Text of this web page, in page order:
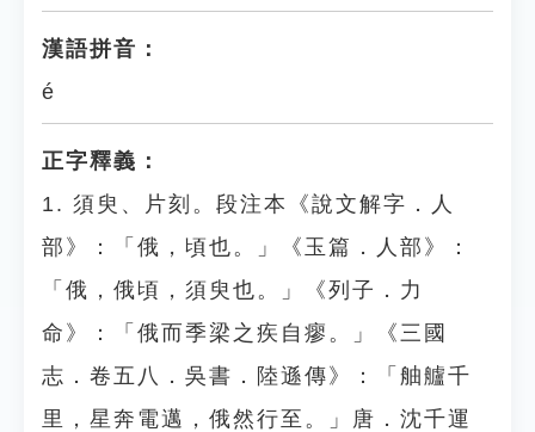
漢語拼音：
é
正字釋義：
1. 須臾、片刻。段注本《說文解字．人
部》：「俄，頃也。」《玉篇．人部》：
「俄，俄頃，須臾也。」《列子．力
命》：「俄而季梁之疾自瘳。」《三國
志．卷五八．吳書．陸遜傳》：「舳艫千
里，星奔電邁，俄然行至。」唐．沈千運